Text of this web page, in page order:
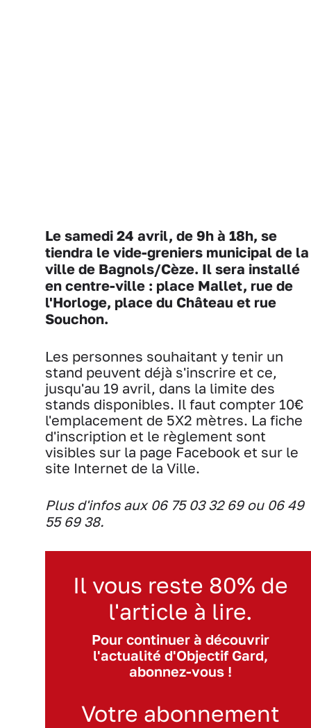
Le samedi 24 avril, de 9h à 18h, se
tiendra le vide-greniers municipal de la
ville de Bagnols/Cèze. Il sera installé
en centre-ville : place Mallet, rue de
l'Horloge, place du Château et rue
Souchon.
Les personnes souhaitant y tenir un
stand peuvent déjà s'inscrire et ce,
jusqu'au 19 avril, dans la limite des
stands disponibles. Il faut compter 10€
l'emplacement de 5X2 mètres. La fiche
d'inscription et le règlement sont
visibles sur la page Facebook et sur le
site Internet de la Ville.
Plus d'infos aux 06 75 03 32 69 ou 06 49
55 69 38.
Il vous reste 80% de
l'article à lire.
Pour continuer à découvrir
l'actualité d'Objectif Gard,
abonnez-vous !
Votre abonnement